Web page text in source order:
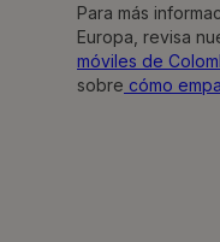
Para más
Europa, revisa
móviles de
sobre cómo